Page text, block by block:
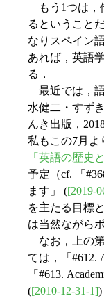
もう1つは，
るということ
なりスペイン
あれば，英語
る．
最近では，
水健二・すず
んき出版，
私もこの7月よ
「英語の歴史
予定（cf. 「
ます」 ([2019-
を主たる目標
は当然ながら
なお，上の第
ては，「#612.
「#613.
([2010-12-31-1])